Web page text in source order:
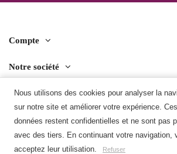
Nous utilisons des cookies pour analyser la
sur notre site et améliorer votre expérience. Ces
données restent confidentielles et ne sont pas
avec des tiers. En continuant votre navigation,
acceptez leur utilisation.
Refuser
Ajouter au panier
Compte
Notre société
Contact us
Télécharger l'application mobile